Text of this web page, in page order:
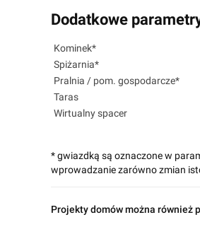
Dodatkowe
Kominek*
Spiżarnia*
Pralnia / pom. gospodarcze*
Taras
Wirtualny spacer
* gwiazdką są oznaczone w
wprowadzanie zarówno zmian
Projekty domów można również